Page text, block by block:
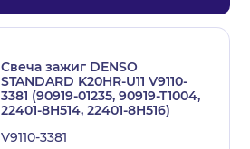
Свеча зажиг DENSO
STANDARD K20HR-U11 V9110-
3381 (90919-01235, 90919-T1004,
22401-8H514, 22401-8H516)
V9110-3381